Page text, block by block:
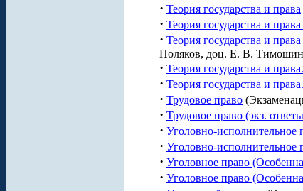
· Теория государства и права
· Теория государства и
· Теория государства и
Поляков, доц. Е. В.
· Теория государства и
· Теория государства и
· Трудовое право
· Трудовое право (экз.
· Уголовно-исполнительное
· Уголовно-исполнительное
· Уголовное право
· Уголовное право